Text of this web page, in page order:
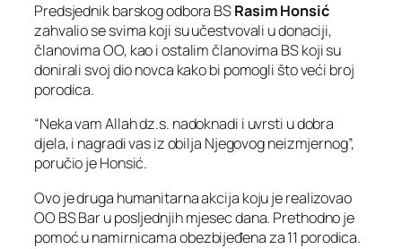
Predsjednik barskog odbora BSRasim Honsić
zahvalio se svima koji su učestvovali u donaciji,
članovima OO, kao i ostalim članovima BS koji su
donirali svoj dio novca kako bi pomogli što veći broj
porodica.
“Neka vam Allah dz.s. nadoknadi i uvrsti u dobra
djela, i nagradi vas iz obilja Njegovog neizmjernog”,
poručio je Honsić.
Ovo je druga humanitarna akcija koju je realizovao
OO BS Bar u posljednjih mjesec dana. Prethodno je
pomoć u namirnicama obezbijeđena za 11 porodica.